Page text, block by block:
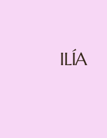
ILÍA